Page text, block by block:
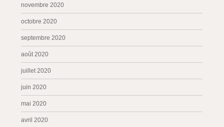
novembre 2020
octobre 2020
septembre 2020
août 2020
juillet 2020
juin 2020
mai 2020
avril 2020